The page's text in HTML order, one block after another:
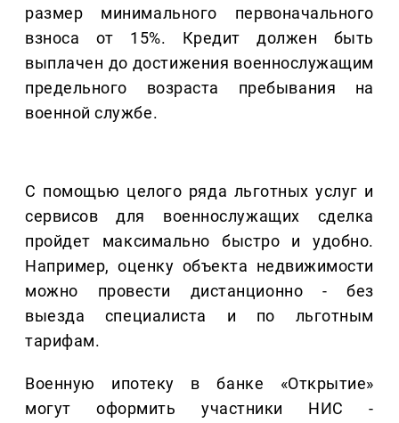
размер минимального первоначального
взноса от 15%. Кредит должен быть
выплачен до достижения военнослужащим
предельного возраста пребывания на
военной службе.
С помощью целого ряда льготных услуг и
сервисов для военнослужащих сделка
пройдет максимально быстро и удобно.
Например, оценку объекта недвижимости
можно провести дистанционно - без
выезда специалиста и по льготным
тарифам.
Военную ипотеку в банке «Открытие»
могут оформить участники НИС -